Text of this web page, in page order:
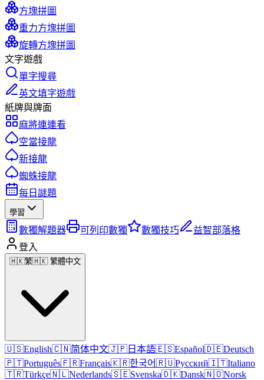
方塊拼圖
重力方塊拼圖
旋轉方塊拼圖
文字遊戲
單字搜尋
英文填字遊戲
紙牌與牌面
麻將連連看
空當接龍
新接龍
蜘蛛接龍
每日謎題
學習
數獨解題器 可列印數獨 數獨技巧
益智部落格
登入
🇭🇰繁🇭🇰 繁體中文
🇺🇸English🇨🇳简体中文🇯🇵 日本語🇪🇸Español🇩🇪Deutsch
🇵🇹Português🇫🇷Français🇰🇷한국어🇷🇺Русский🇮🇹Italiano
🇹🇷Türkçe🇳🇱Nederlands🇸🇪Svenska🇩🇰Dansk🇳🇴Norsk